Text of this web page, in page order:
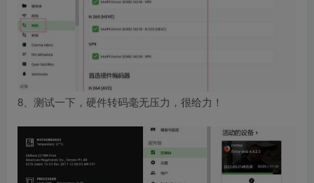
8、测试一下，硬件转码毫无压力，很给力！